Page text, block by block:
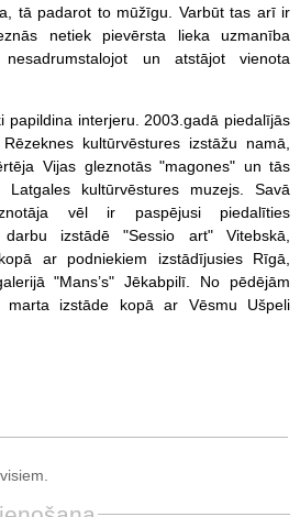
tā padarot to mūžīgu. Varbūt tas arī ir
netiek pievērsta lieka uzmanība
nesadrumstalojot un atstājot vienota
papildina interjeru. 2003.gadā piedalījās
kultūrvēstures izstāžu namā,
Vijas gleznotās "magones" un tās
kultūrvēstures muzejs. Savā
vēl ir paspējusi piedalīties
darbu izstādē "Sessio art" Vitebskā,
ar podniekiem izstādījusies Rīgā,
"Mans’s" Jēkabpilī. No pēdējām
izstāde kopā ar Vēsmu Ušpeli